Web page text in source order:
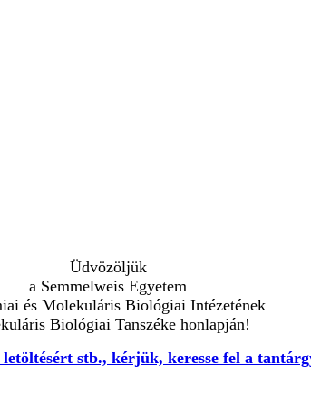
Üdvözöljük
a Semmelweis Egyetem
és Molekuláris Biológiai Intézetének
Biológiai Tanszéke honlapján!
stb., kérjük, keresse fel a